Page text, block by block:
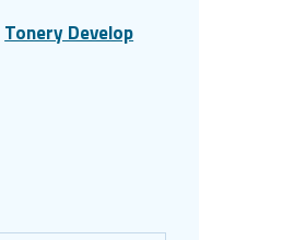
Tonery Develop